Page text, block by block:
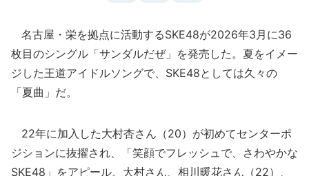
名古屋・栄を拠点に活動するSKE48が2026年3月に36
枚目のシングル「サンダルだぜ」を発売した。夏をイメー
ジした王道アイドルソングで、SKE48としては久々の
「夏曲」だ。
22年に加入した大村杏さん（20）が初めてセンターポ
ジションに抜擢され、「笑顔でフレッシュで、さわやかな
SKE48」をアピール。大村さん、相川暖花さん（22）、